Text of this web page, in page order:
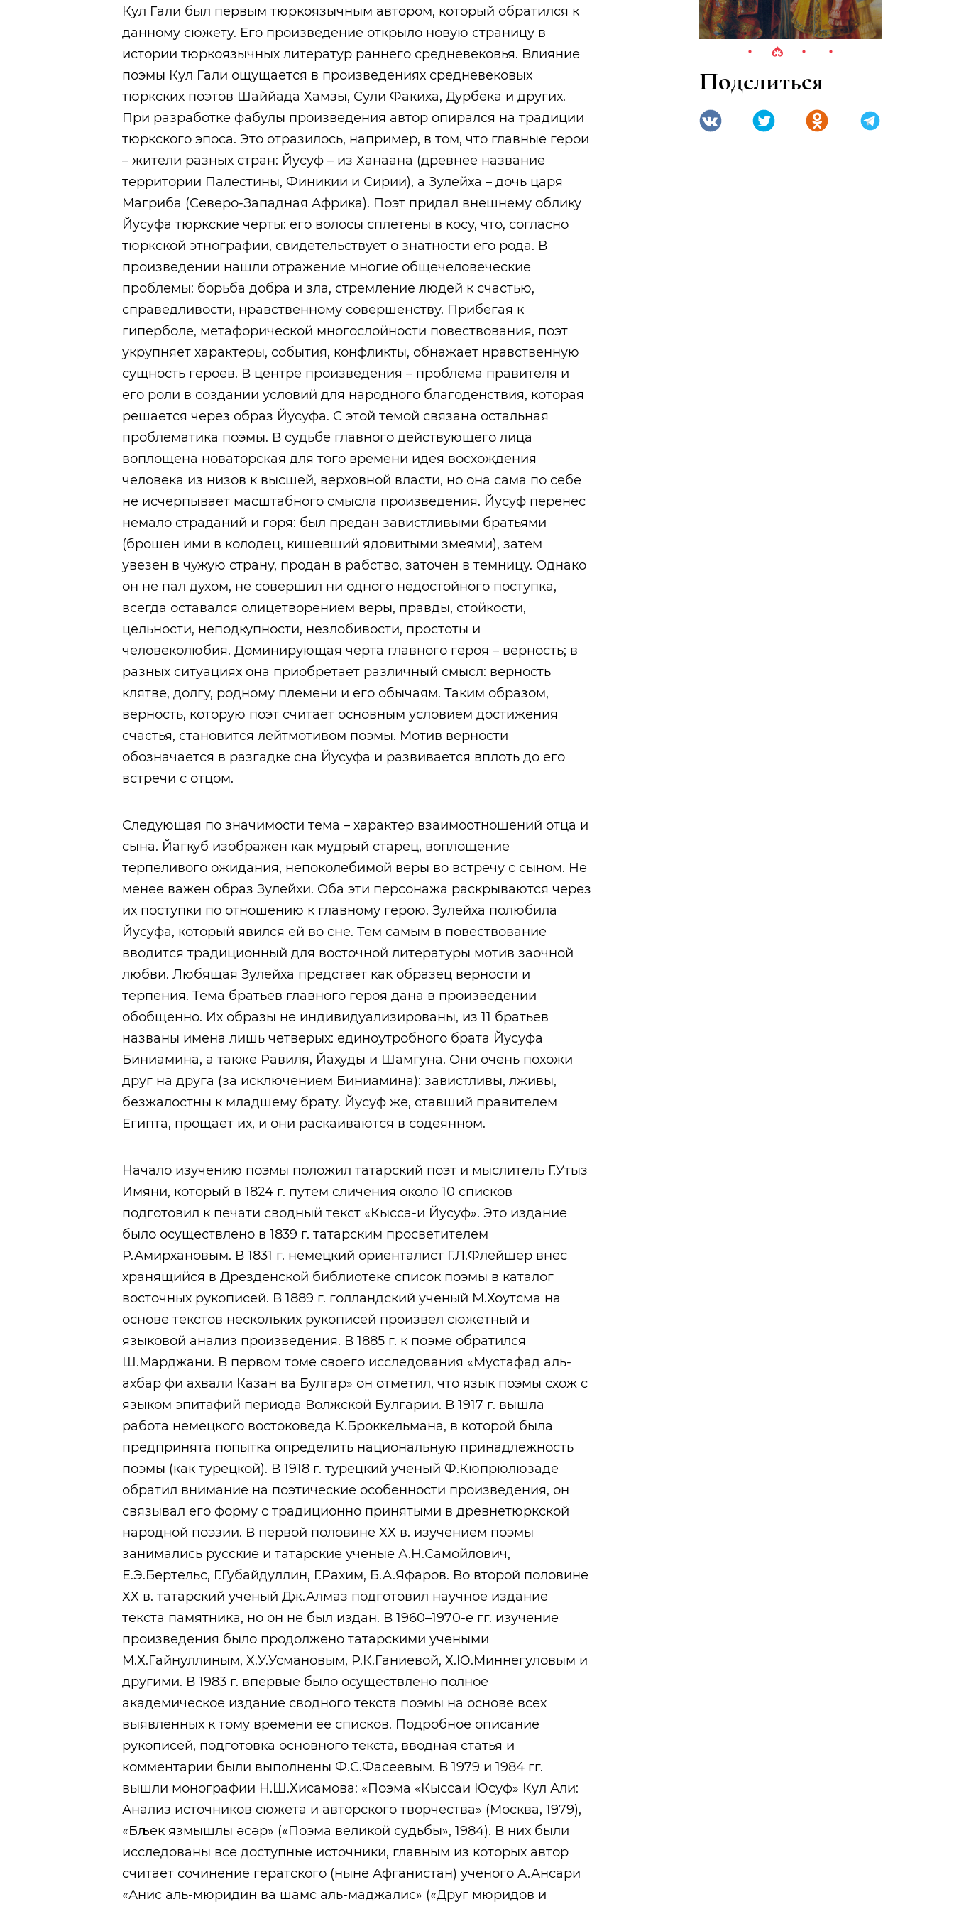
Кул Гали был первым тюркоязычным автором, который обратился к
данному сюжету. Его произведение открыло новую страницу в
истории тюркоязычных литератур раннего средневековья. Влияние
поэмы Кул Гали ощущается в произведениях средневековых
тюркских поэтов Шаййада Хамзы, Сули Факиха, Дурбека и других.
При разработке фабулы произведения автор опирался на традиции
тюркского эпоса. Это отразилось, например, в том, что главные герои
– жители разных стран: Йусуф – из Ханаана (древнее название
территории Палестины, Финикии и Сирии), а Зулейха – дочь царя
Магриба (Северо-Западная Африка). Поэт придал внешнему облику
Йусуфа тюркские черты: его волосы сплетены в косу, что, согласно
тюркской этнографии, свидетельствует о знатности его рода. В
произведении нашли отражение многие общечеловеческие
проблемы: борьба добра и зла, стремление людей к счастью,
справедливости, нравственному совершенству. Прибегая к
гиперболе, метафорической многослойности повествования, поэт
укрупняет характеры, события, конфликты, обнажает нравственную
сущность героев. В центре произведения – проблема правителя и
его роли в создании условий для народного благоденствия, которая
решается через образ Йусуфа. С этой темой связана остальная
проблематика поэмы. В судьбе главного действующего лица
воплощена новаторская для того времени идея восхождения
человека из низов к высшей, верховной власти, но она сама по себе
не исчерпывает масштабного смысла произведения. Йусуф перенес
немало страданий и горя: был предан завистливыми братьями
(брошен ими в колодец, кишевший ядовитыми змеями), затем
увезен в чужую страну, продан в рабство, заточен в темницу. Однако
он не пал духом, не совершил ни одного недостойного поступка,
всегда оставался олицетворением веры, правды, стойкости,
цельности, неподкупности, незлобивости, простоты и
человеколюбия. Доминирующая черта главного героя – верность; в
разных ситуациях она приобретает различный смысл: верность
клятве, долгу, родному племени и его обычаям. Таким образом,
верность, которую поэт считает основным условием достижения
счастья, становится лейтмотивом поэмы. Мотив верности
обозначается в разгадке сна Йусуфа и развивается вплоть до его
встречи с отцом.
Следующая по значимости тема – характер взаимоотношений отца и
сына. Йагкуб изображен как мудрый старец, воплощение
терпеливого ожидания, непоколебимой веры во встречу с сыном. Не
менее важен образ Зулейхи. Оба эти персонажа раскрываются через
их поступки по отношению к главному герою. Зулейха полюбила
Йусуфа, который явился ей во сне. Тем самым в повествование
вводится традиционный для восточной литературы мотив заочной
любви. Любящая Зулейха предстает как образец верности и
терпения. Тема братьев главного героя дана в произведении
обобщенно. Их образы не индивидуализированы, из 11 братьев
названы имена лишь четверых: единоутробного брата Йусуфа
Биниамина, а также Равиля, Йахуды и Шамгуна. Они очень похожи
друг на друга (за исключением Биниамина): завистливы, лживы,
безжалостны к младшему брату. Йусуф же, ставший правителем
Египта, прощает их, и они раскаиваются в содеянном.
Начало изучению поэмы положил татарский поэт и мыслитель Г.Утыз
Имяни, который в 1824 г. путем сличения около 10 списков
подготовил к печати сводный текст «Кысса-и Йусуф». Это издание
было осуществлено в 1839 г. татарским просветителем
Р.Амирхановым. В 1831 г. немецкий ориенталист Г.Л.Флейшер внес
хранящийся в Дрезденской библиотеке список поэмы в каталог
восточных рукописей. В 1889 г. голландский ученый М.Хоутсма на
основе текстов нескольких рукописей произвел сюжетный и
языковой анализ произведения. В 1885 г. к поэме обратился
Ш.Марджани. В первом томе своего исследования «Мустафад аль-
ахбар фи ахвали Казан ва Булгар» он отметил, что язык поэмы схож с
языком эпитафий периода Волжской Булгарии. В 1917 г. вышла
работа немецкого востоковеда К.Броккельмана, в которой была
предпринята попытка определить национальную принадлежность
поэмы (как турецкой). В 1918 г. турецкий ученый Ф.Кюпрюлюзаде
обратил внимание на поэтические особенности произведения, он
связывал его форму с традиционно принятыми в древнетюркской
народной поэзии. В первой половине ХХ в. изучением поэмы
занимались русские и татарские ученые А.Н.Самойлович,
Е.Э.Бертельс, Г.Губайдуллин, Г.Рахим, Б.А.Яфаров. Во второй половине
ХХ в. татарский ученый Дж.Алмаз подготовил научное издание
текста памятника, но он не был издан. В 1960–1970-е гг. изучение
произведения было продолжено татарскими учеными
М.Х.Гайнуллиным, Х.У.Усмановым, Р.К.Ганиевой, Х.Ю.Миннегуловым и
другими. В 1983 г. впервые было осуществлено полное
академическое издание сводного текста поэмы на основе всех
выявленных к тому времени ее списков. Подробное описание
рукописей, подготовка основного текста, вводная статья и
комментарии были выполнены Ф.С.Фасеевым. В 1979 и 1984 гг.
вышли монографии Н.Ш.Хисамова: «Поэма «Кыссаи Юсуф» Кул Али:
Анализ источников сюжета и авторского творчества» (Москва, 1979),
«Бљек язмышлы әсәр» («Поэма великой судьбы», 1984). В них были
исследованы все доступные источники, главным из которых автор
считает сочинение гератского (ныне Афганистан) ученого А.Ансари
«Анис аль-мюридин ва шамс аль-маджалис» («Друг мюридов и
Поделиться